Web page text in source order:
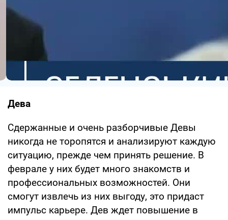
Дева
Сдержанные и очень разборчивые Девы
никогда не торопятся и анализируют каждую
ситуацию, прежде чем принять решение. В
феврале у них будет много знакомств и
профессиональных возможностей. Они
смогут извлечь из них выгоду, это придаст
импульс карьере. Дев ждет повышение в